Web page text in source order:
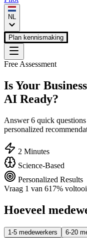
NL
Plan kennismaking
Free Assessment
Is Your Business
AI Ready?
Answer 6 quick
personalized
2 Minutes
Science-Based
Personalized Results
Vraag 1 van 617%
Hoeveel
1-5 medewerkers 6-20